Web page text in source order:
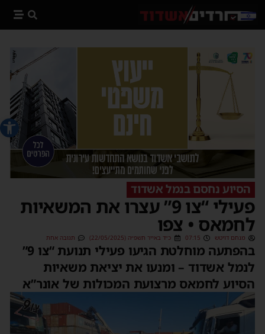
פתח
הסיוע נחסם בנמל אשדוד
פעילי “צו 9” עצרו את המשאיות
לחמאס • צפו
מנחם דויטש 07:15 כ״ד באייר תשפ״ה (22/05/2025) תגובה אחת
בהפתעה מוחלטת הגיעו פעילי תנועת “צו 9”
לנמל אשדוד – ומנעו את יציאת משאיות
הסיוע לחמאס מרצועת המכולות של אונר”א